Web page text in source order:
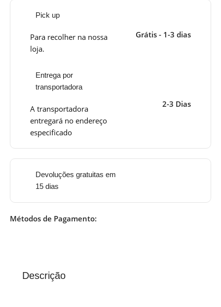
Pick up
Para recolher na nossa
loja.
Grátis - 1-3 dias
Entrega por
transportadora
A transportadora
entregará no endereço
especificado
2-3 Dias
Devoluções gratuitas em
15 dias
Métodos de Pagamento:
Descrição